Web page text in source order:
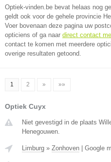
Optiek-vinden.be bevat helaas nog
geldt ook voor de gehele provincie
Voer bovenaan deze pagina uw
opticiens of ga naar direct contact
contact te komen met meerdere
overige resultaten getoond.
1 2 » »»
Optiek Cuyx
Niet gevestigd in de plaats
Henegouwen.
Limburg » Zonhoven Google